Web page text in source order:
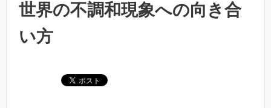
世界の不調和現象への向き合
い方